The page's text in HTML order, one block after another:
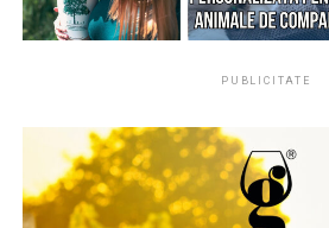
materiilor prime. Astfel, reciclarea
sustenabilă și profitabilă în același
Practici
maximizarea
reciclare
PUBLICITATE